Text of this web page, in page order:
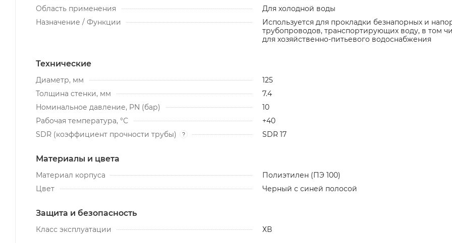
Область применения
Для холодной воды
Назначение / Функции
Используется для прокладки безнапорных и
трубопроводов, транспортирующих воду, в том
для хозяйственно-питьевого водоснабжения
Технические
Диаметр, мм
125
Толщина стенки, мм
7.4
Номинальное давление, PN (бар)
10
Рабочая температура, °С
+40
SDR (коэффициент прочности трубы)
? SDR 17
Материалы и цвета
Материал корпуса
Полиэтилен (ПЭ 100)
Цвет
Черный с синей полосой
Защита и безопасность
Класс эксплуатации ХВ